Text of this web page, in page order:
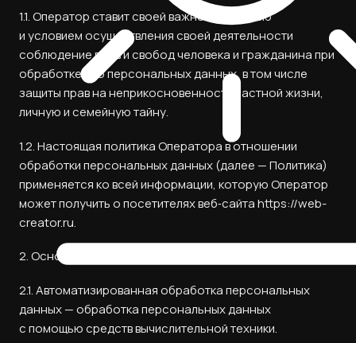
1.1. Оператор ставит своей важнейшей целью
и условием осуществления своей деятельности
соблюдение прав и свобод человека и гражданина при
обработке его персональных данных, в том числе
защиты прав на неприкосновенность частной жизни,
личную и семейную тайну.
1.2. Настоящая политика Оператора в отношении
обработки персональных данных (далее — Политика)
применяется ко всей информации, которую Оператор
может получить о посетителях веб‑сайта https://web-
creator.ru.
2. Основные понятия, используемые в Политике
2.1. Автоматизированная обработка персональных
данных — обработка персональных данных
с помощью средств вычислительной техники.